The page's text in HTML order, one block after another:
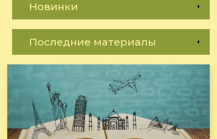
Новинки
Последние материалы